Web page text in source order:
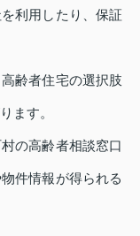
利用したり、保証
齢者住宅の選択肢
ます。
の高齢者相談窓口
件情報が得られる